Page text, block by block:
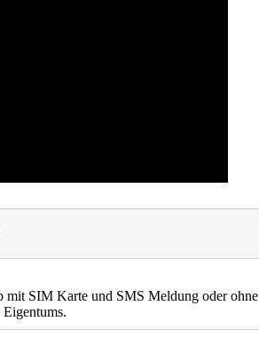
mit SIM Karte und SMS Meldung oder ohne